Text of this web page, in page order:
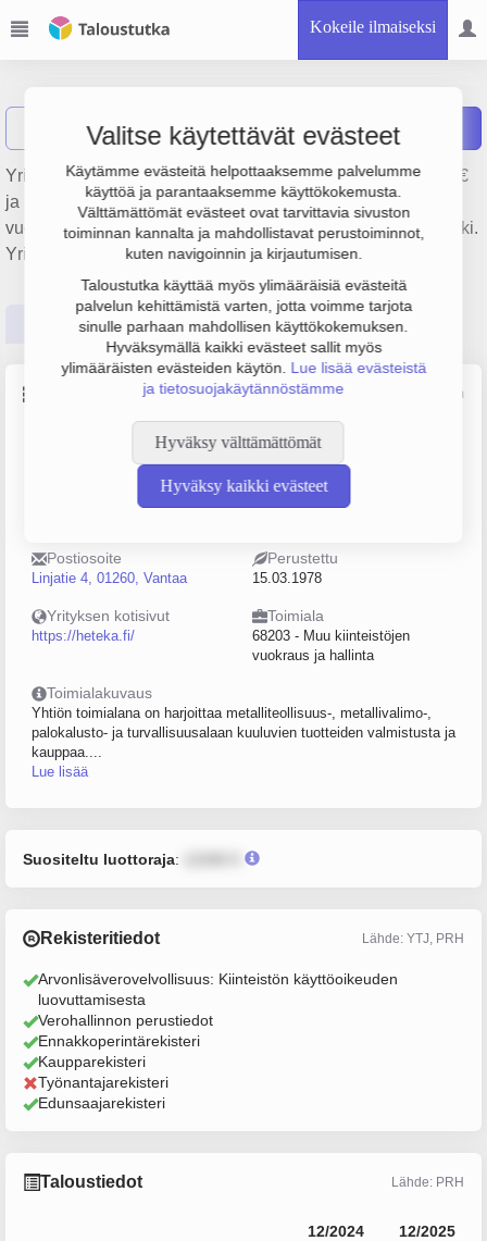
Kokeile ilmaiseksi
Valitse käytettävät evästeet
Käytämme evästeitä helpottaaksemme palvelumme
käyttöä ja parantaaksemme käyttökokemusta.
Välttämättömät evästeet ovat tarvittavia sivuston
toiminnan kannalta ja mahdollistavat perustoiminnot,
kuten navigoinnin ja kirjautumisen.
Taloustutka käyttää myös ylimääräisiä evästeitä
palvelun kehittämistä varten, jotta voimme tarjota
sinulle parhaan mahdollisen käyttökokemuksen.
Hyväksymällä kaikki evästeet sallit myös
ylimääräisten evästeiden käytön. Lue lisää evästeistä
ja tietosuojakäytännöstämme
Hyväksy välttämättömät
Hyväksy kaikki evästeet
Näytä haku Heteka Oy Raportit
Yrityksen Heteka Oy liikevaihto on 600 000 €, tulos 24 000 €
ja henkilöstömäärä 0. Sen päätoimiala on Muu kiinteistöjen
vuokraus ja hallinta, perustamisvuosi 1978 ja sijainti Helsinki.
Yrityksen yhtiömuoto Osakeyhtiö (OY).
Perustiedot Tilinpäätösluvut Päättäjätiedot
Lähde: YTJ, PRH, Traficom
Henkilöstömäärä
0–4
Postiosoite
Linjatie 4, 01260, Vantaa
Perustettu
15.03.1978
Yrityksen kotisivut
https://heteka.fi/
Toimiala
68203 - Muu kiinteistöjen
vuokraus ja hallinta
Toimialakuvaus
Yhtiön toimialana on harjoittaa metalliteollisuus-, metallivalimo-,
palokalusto- ja turvallisuusalaan kuuluvien tuotteiden valmistusta ja
kauppaa....
Lue lisää
Suositeltu luottoraja:
Rekisteritiedot Lähde: YTJ, PRH
Arvonlisäverovelvollisuus: Kiinteistön käyttöoikeuden
luovuttamisesta
Verohallinnon perustiedot
Ennakkoperintärekisteri
Kaupparekisteri
Työnantajarekisteri
Edunsaajarekisteri
Taloustiedot Lähde: PRH
12/2024 12/2025